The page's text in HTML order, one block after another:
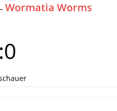
– Wormatia Worms